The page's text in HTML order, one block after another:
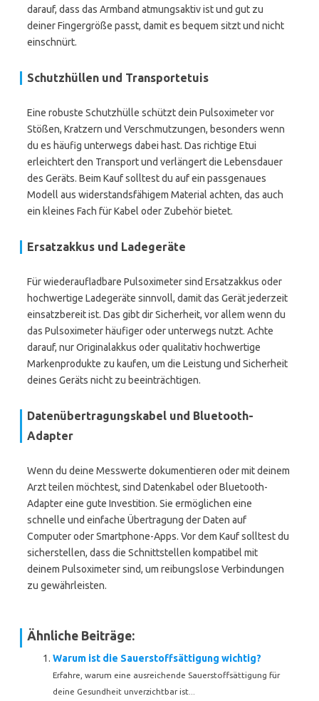
darauf, dass das Armband atmungsaktiv ist und gut zu
deiner Fingergröße passt, damit es bequem sitzt und nicht
einschnürt.
Schutzhüllen und Transportetuis
Eine robuste Schutzhülle schützt dein Pulsoximeter vor
Stößen, Kratzern und Verschmutzungen, besonders wenn
du es häufig unterwegs dabei hast. Das richtige Etui
erleichtert den Transport und verlängert die Lebensdauer
des Geräts. Beim Kauf solltest du auf ein passgenaues
Modell aus widerstandsfähigem Material achten, das auch
ein kleines Fach für Kabel oder Zubehör bietet.
Ersatzakkus und Ladegeräte
Für wiederaufladbare Pulsoximeter sind Ersatzakkus oder
hochwertige Ladegeräte sinnvoll, damit das Gerät jederzeit
einsatzbereit ist. Das gibt dir Sicherheit, vor allem wenn du
das Pulsoximeter häufiger oder unterwegs nutzt. Achte
darauf, nur Originalakkus oder qualitativ hochwertige
Markenprodukte zu kaufen, um die Leistung und Sicherheit
deines Geräts nicht zu beeinträchtigen.
Datenübertragungskabel und Bluetooth-
Adapter
Wenn du deine Messwerte dokumentieren oder mit deinem
Arzt teilen möchtest, sind Datenkabel oder Bluetooth-
Adapter eine gute Investition. Sie ermöglichen eine
schnelle und einfache Übertragung der Daten auf
Computer oder Smartphone-Apps. Vor dem Kauf solltest du
sicherstellen, dass die Schnittstellen kompatibel mit
deinem Pulsoximeter sind, um reibungslose Verbindungen
zu gewährleisten.
Ähnliche Beiträge:
Warum ist die Sauerstoffsättigung wichtig?
Erfahre, warum eine ausreichende Sauerstoffsättigung für
deine Gesundheit unverzichtbar ist...